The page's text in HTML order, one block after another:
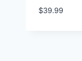
$39.99